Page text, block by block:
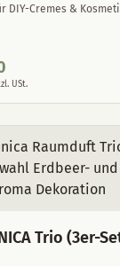
DIY-Cremes &
USt.
Trio (3er-